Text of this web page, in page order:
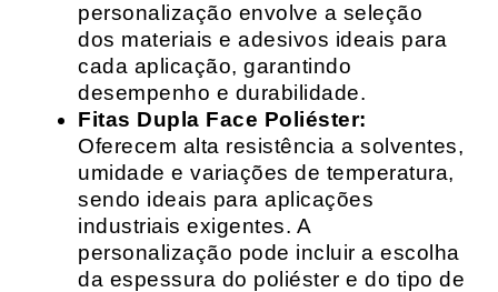
personalização envolve a seleção
dos materiais e adesivos ideais para
cada aplicação, garantindo
desempenho e durabilidade.
Fitas Dupla Face Poliéster:
Oferecem alta resistência a solventes,
umidade e variações de temperatura,
sendo ideais para aplicações
industriais exigentes. A
personalização pode incluir a escolha
da espessura do poliéster e do tipo de